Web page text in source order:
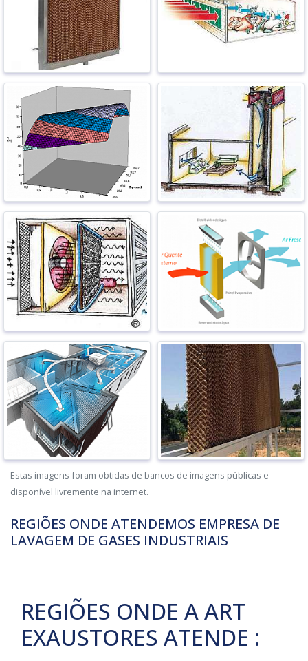
Estas imagens foram obtidas de bancos de imagens públicas e
disponível livremente na internet.
REGIÕES ONDE ATENDEMOS EMPRESA DE
LAVAGEM DE GASES INDUSTRIAIS
REGIÕES ONDE A ART
EXAUSTORES ATENDE :